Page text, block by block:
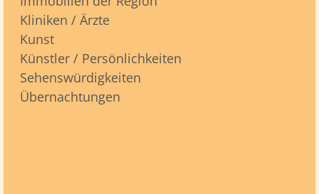
Kliniken / Ärzte
Kunst
Künstler / Persönlichkeiten
Sehenswürdigkeiten
Übernachtungen